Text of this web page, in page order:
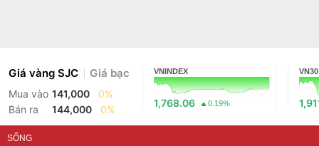
Giá vàng SJC Giá bạc
Mua vào 141,000
0%
Bán ra
144,000 0%
VNINDEX
1,768.06 0.19%
VN30
SỐNG